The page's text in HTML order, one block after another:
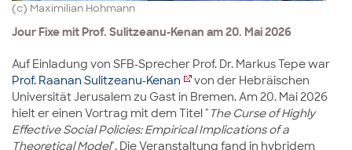
(c) Maximilian Hohmann
Jour Fixe mit Prof. Sulitzeanu-Kenan am 20. Mai 2026
Auf Einladung von SFB-Sprecher Prof. Dr. Markus Tepe war
Prof. Raanan Sulitzeanu-Kenan
von der Hebräischen
Universität Jerusalem zu Gast in Bremen. Am 20. Mai 2026
hielt er einen Vortrag mit dem Titel " The Curse of Highly
Effective Social Policies: Empirical Implications of a
Theoretical Model". Die Veranstaltung fand in hybridem